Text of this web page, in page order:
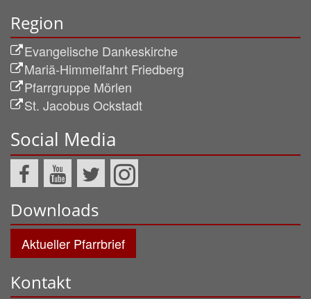
Region
Evangelische Dankeskirche
Mariä-Himmelfahrt Friedberg
Pfarrgruppe Mörlen
St. Jacobus Ockstadt
Social Media
Downloads
Aktueller Pfarrbrief
Kontakt